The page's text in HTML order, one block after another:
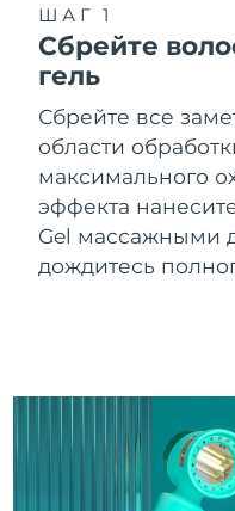
ШАГ 1
Сбрейте
гель
Сбрейте все
области
максимального
эффекта
Gel массажными
дождитесь
Испания
Швейцария
Тайвань
ОАЭ